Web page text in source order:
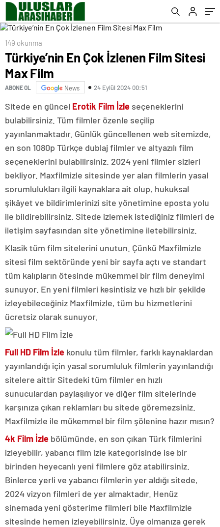
149 okunma
Türkiye’nin En Çok İzlenen Film Sitesi
Max Film
ABONE OL News 24 Eylül 2024 00:51
Sitede en güncel Erotik Film İzle seçeneklerini
bulabilirsiniz. Tüm filmler özenle seçilip
yayınlanmaktadır. Günlük güncellenen web sitemizde,
en son 1080p Türkçe dublaj filmler ve altyazılı film
seçeneklerini bulabilirsiniz. 2024 yeni filmler sizleri
bekliyor. Maxfilmizle sitesinde yer alan filmlerin yasal
sorumlulukları ilgili kaynaklara ait olup, hukuksal
şikâyet ve bildirimlerinizi site yönetimine eposta yolu
ile bildirebilirsiniz. Sitede izlemek istediğiniz filmleri de
iletişim sayfasından site yönetimine iletebilirsiniz.
Klasik tüm film sitelerini unutun. Çünkü Maxfilmizle
sitesi film sektöründe yeni bir sayfa açtı ve standart
tüm kalıpların ötesinde mükemmel bir film deneyimi
sunuyor. En yeni filmleri kesintisiz ve hızlı bir şekilde
izleyebileceğiniz Maxfilmizle, tüm bu hizmetlerini
ücretsiz olarak sunuyor.
Full HD Film İzle konulu tüm filmler, farklı kaynaklardan
yayınlandığı için yasal sorumluluk filmlerin yayınlandığı
sitelere aittir Sitedeki tüm filmler en hızlı
sunuculardan paylaşılıyor ve diğer film sitelerinde
karşınıza çıkan reklamları bu sitede göremezsiniz.
Maxfilmizle ile mükemmel bir film şölenine hazır mısın?
4k Film İzle bölümünde, en son çıkan Türk filmlerini
izleyebilir, yabancı film izle kategorisinde ise bir
birinden heyecanlı yeni filmlere göz atabilirsiniz.
Binlerce yerli ve yabancı filmlerin yer aldığı sitede,
2024 vizyon filmleri de yer almaktadır. Henüz
sinemada yeni gösterime filmleri bile Maxfilmizle
sitesinde hemen izleyebilirsiniz. Üye olmanıza gerek